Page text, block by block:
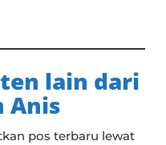
lain dari
Anis
pos terbaru lewat